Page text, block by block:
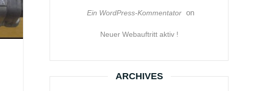
Ein WordPress-Kommentator on
Neuer Webauftritt aktiv !
ARCHIVES